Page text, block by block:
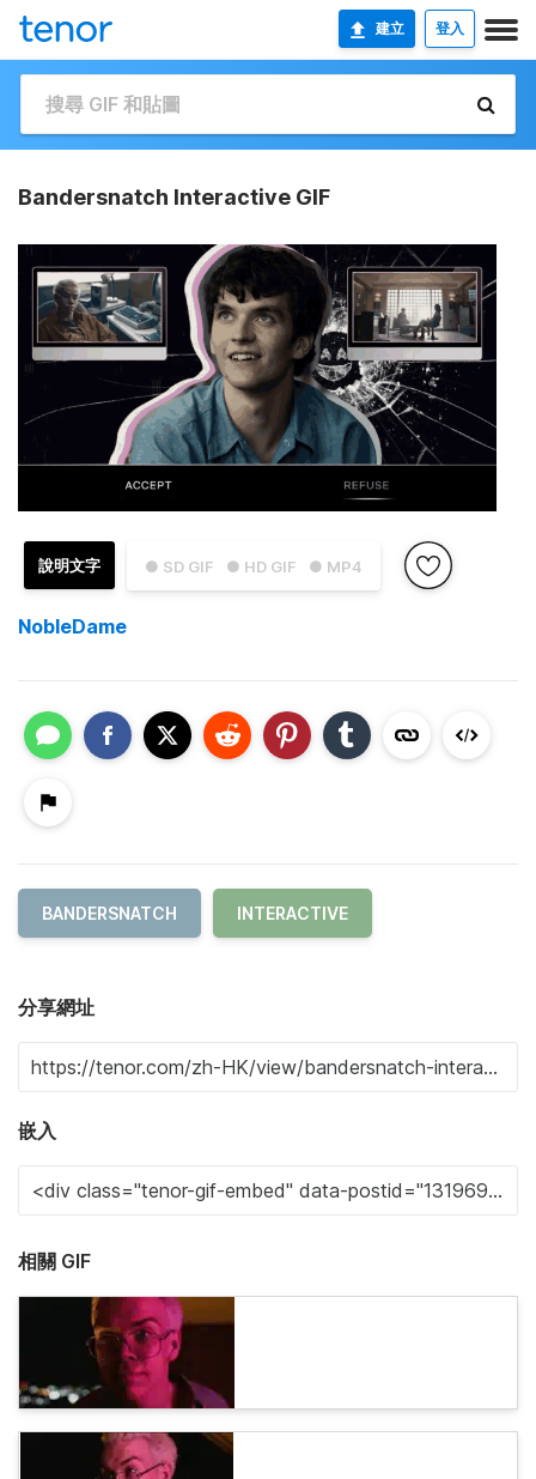
建立 登入
Bandersnatch Interactive GIF
● SD GIF ● HD GIF ● MP4
說明文字
NobleDame
BANDERSNATCH INTERACTIVE
分享網址
嵌入
相關 GIF